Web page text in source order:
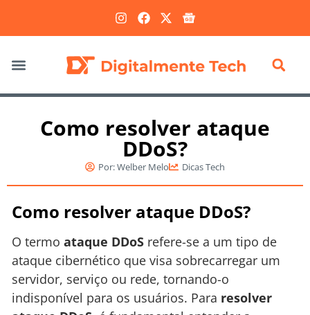
Como resolver ataque
DDoS?
Por:Welber Melo Dicas Tech
Como resolver ataque DDoS?
O termo ataque DDoS refere-se a um tipo de
ataque cibernético que visa sobrecarregar um
servidor, serviço ou rede, tornando-o
indisponível para os usuários. Para resolver